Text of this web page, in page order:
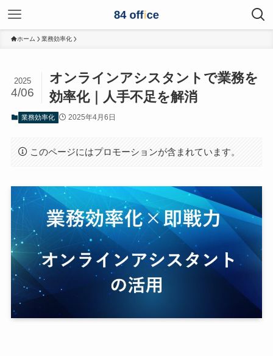
ホーム 業務効率化
オンラインアシスタントで業務を
効率化｜人手不足を解消
2025
4/06
業務効率化 2025年4月6日
このページにはプロモーションが含まれています。